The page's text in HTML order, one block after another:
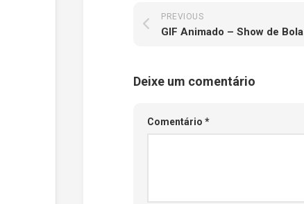
PREVIOUS
GIF Animado – Show de Bola
Deixe um comentário
Comentário *